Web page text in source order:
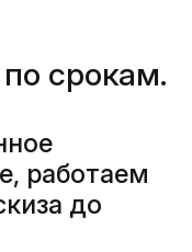
срокам.
работаем
до